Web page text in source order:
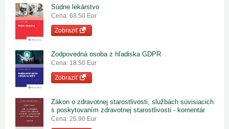
Súdne lekárstvo
Cena: 68.50 Eur
Zobraziť
Zodpovedná osoba z hľadiska GDPR
Cena: 18.50 Eur
Zobraziť
Zákon o zdravotnej starostlivosti, službách súvisiacich
s poskytovaním zdravotnej starostlivosti - komentár
Cena: 25.90 Eur